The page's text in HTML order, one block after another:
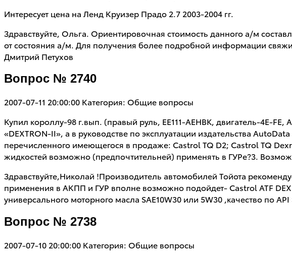
Интересует цена на Ленд Круизер Прадо 2.7 2003-2004 гг.
Здравствуйте, Ольга. Ориентировочная стоимость данного а/м
от состояния а/м. Для получения более подробной информации
Дмитрий Петухов
Вопрос № 2740
2007-07-11 20:00:00 Категория: Общие вопросы
Купил короллу-98 г.вып. (правый руль, ЕЕ111-AEHBK, двигатель-4E-
«DEXTRON-II», а в руководстве по эксплуатации издательства
перечисленного имеющегося в продаже: Castrol TQ D2; Castrol TQ
жидкостей возможно (предпочтительней) применять в ГУРе?3.
Здравствуйте,Николай !Производитель автомобилей Тойота
применения в АКПП и ГУР вполне возможно подойдет- Castrol ATF
универсального моторного масла SAE10W30 или 5W30 ,качество по
Вопрос № 2738
2007-07-10 20:00:00 Категория: Общие вопросы